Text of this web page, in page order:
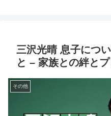
三沢光晴 息子につ
と – 家族との絆と
その他